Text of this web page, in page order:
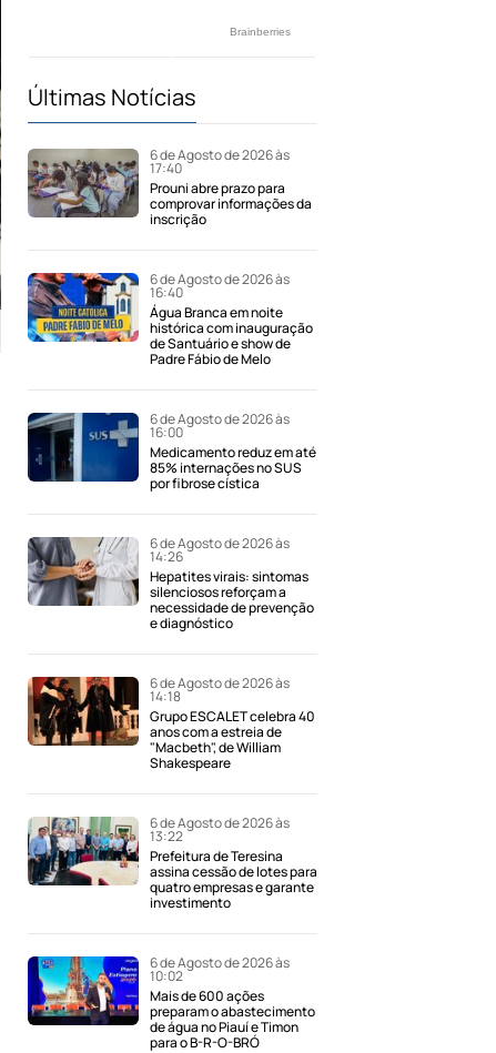
Últimas Notícias
6 de Agosto de 2026 às
17:40
Prouni abre prazo para
comprovar informações da
inscrição
6 de Agosto de 2026 às
16:40
Água Branca em noite
histórica com inauguração
de Santuário e show de
Padre Fábio de Melo
6 de Agosto de 2026 às
16:00
Medicamento reduz em até
85% internações no SUS
por fibrose cística
6 de Agosto de 2026 às
14:26
Hepatites virais: sintomas
silenciosos reforçam a
necessidade de prevenção
e diagnóstico
6 de Agosto de 2026 às
14:18
Grupo ESCALET celebra 40
anos com a estreia de
"Macbeth", de William
Shakespeare
6 de Agosto de 2026 às
13:22
Prefeitura de Teresina
assina cessão de lotes para
quatro empresas e garante
investimento
6 de Agosto de 2026 às
10:02
Mais de 600 ações
preparam o abastecimento
de água no Piauí e Timon
para o B-R-O-BRÓ